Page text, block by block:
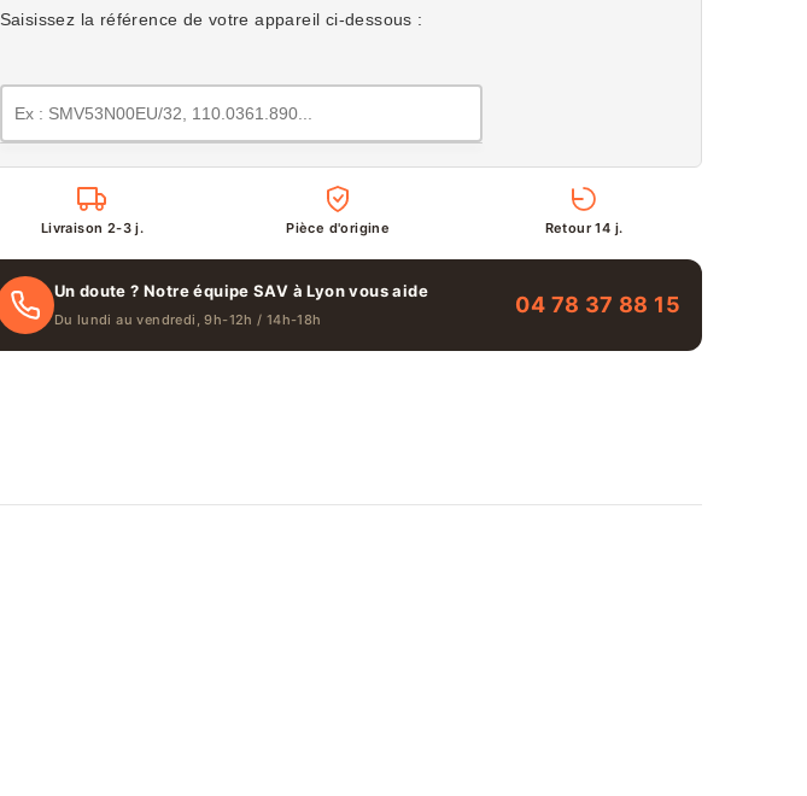
Saisissez la référence de votre appareil ci-dessous :
Livraison 2-3 j. Pièce d'origine Retour 14 j.
Un doute ? Notre équipe SAV à Lyon vous aide
Du lundi au vendredi, 9h-12h / 14h-18h
04 78 37 88 15